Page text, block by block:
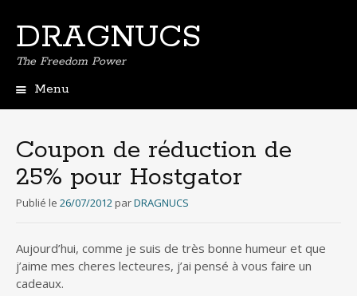
DRAGNUCS
The Freedom Power
Menu
principal
Coupon de réduction de
25% pour Hostgator
Publié le 26/07/2012 parDRAGNUCS
Aujourd’hui, comme je suis de très bonne humeur et que
j’aime mes cheres lecteures, j’ai pensé à vous faire un
cadeaux.